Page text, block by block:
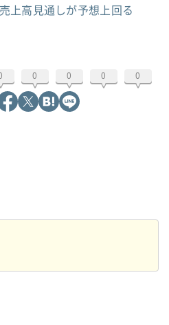
上高見通しが予想上回る
0 0 0 0